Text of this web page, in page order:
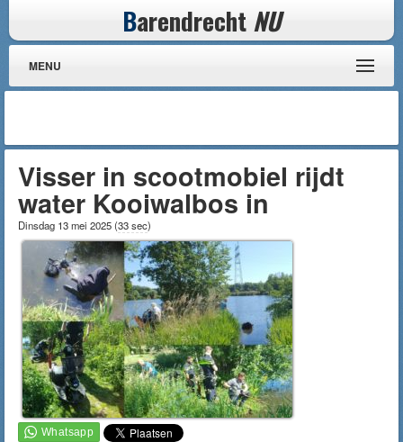
Barendrecht NU
MENU
Visser in scootmobiel rijdt
water Kooiwalbos in
Dinsdag 13 mei 2025(33 sec)